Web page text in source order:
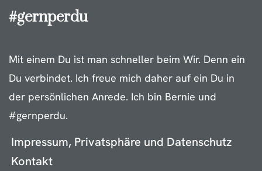
#gernperdu
Mit einem Du ist man schneller beim Wir. Denn ein
Du verbindet. Ich freue mich daher auf ein Du in
der persönlichen Anrede. Ich bin Bernie und
#gernperdu.
Impressum, Privatsphäre und Datenschutz
Kontakt